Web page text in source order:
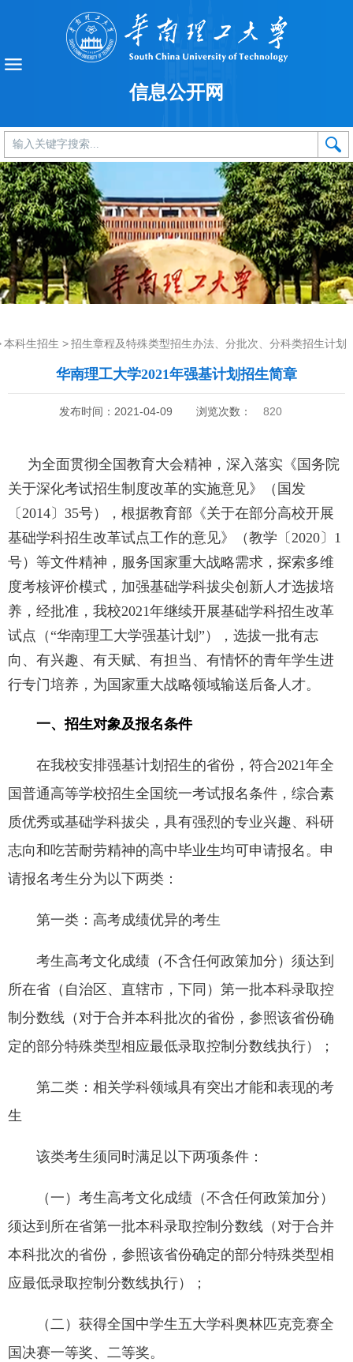
信息公开网
本科生招生 > 招生章程及特殊类型招生办法、分批次、分科类招生计划
华南理工大学2021年强基计划招生简章
发布时间：2021-04-09 浏览次数： 820
为全面贯彻全国教育大会精神，深入落实《国务院
关于深化考试招生制度改革的实施意见》（国发
〔2014〕35号），根据教育部《关于在部分高校开展
基础学科招生改革试点工作的意见》（教学〔2020〕1
号）等文件精神，服务国家重大战略需求，探索多维
度考核评价模式，加强基础学科拔尖创新人才选拔培
养，经批准，我校2021年继续开展基础学科招生改革
试点（“华南理工大学强基计划”），选拔一批有志
向、有兴趣、有天赋、有担当、有情怀的青年学生进
行专门培养，为国家重大战略领域输送后备人才。
一、招生对象及报名条件
在我校安排强基计划招生的省份，符合2021年全
国普通高等学校招生全国统一考试报名条件，综合素
质优秀或基础学科拔尖，具有强烈的专业兴趣、科研
志向和吃苦耐劳精神的高中毕业生均可申请报名。申
请报名考生分为以下两类：
第一类：高考成绩优异的考生
考生高考文化成绩（不含任何政策加分）须达到
所在省（自治区、直辖市，下同）第一批本科录取控
制分数线（对于合并本科批次的省份，参照该省份确
定的部分特殊类型相应最低录取控制分数线执行）；
第二类：相关学科领域具有突出才能和表现的考
生
该类考生须同时满足以下两项条件：
（一）考生高考文化成绩（不含任何政策加分）
须达到所在省第一批本科录取控制分数线（对于合并
本科批次的省份，参照该省份确定的部分特殊类型相
应最低录取控制分数线执行）；
（二）获得全国中学生五大学科奥林匹克竞赛全
国决赛一等奖、二等奖。